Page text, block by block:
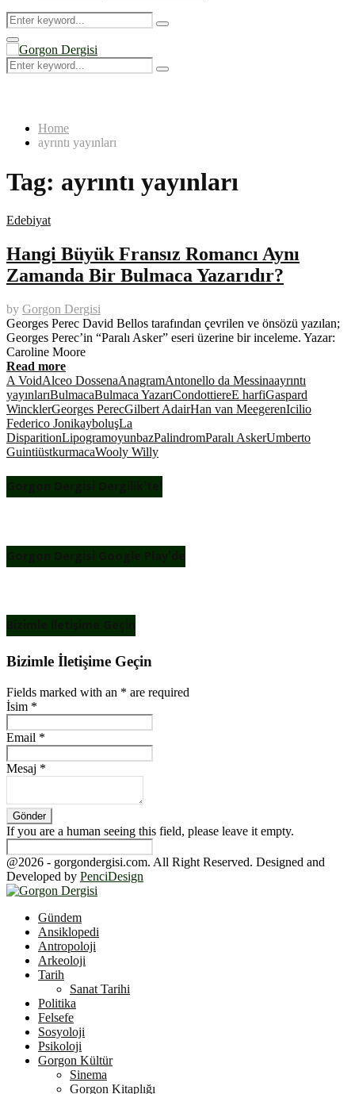
Search
for:
Search
Primary
Menu
Search
for:
Search
Home
ayrıntı yayınları
Tag: ayrıntı yayınları
Edebiyat
Hangi Büyük Fransız Romancı Aynı
Zamanda Bir Bulmaca Yazarıdır?
by Gorgon Dergisi
Georges Perec David Bellos tarafından çevrilen ve önsözü yazılan;
Georges Perec’in “Paralı Asker” eseri üzerine bir inceleme. Yazar:
Caroline Moore
Read more
A VoidAlceo DossenaAnagramAntonello da Messinaayrıntı
yayınlarıBulmacaBulmaca YazarıCondottiereE harfiGaspard
WincklerGeorges PerecGilbert AdairHan van MeegerenIcilio
Federico JonikayboluşLa
DisparitionLipogramoyunbazPalindromParalı AskerUmberto
GuintiüstkurmacaWooly Willy
Gorgon Dergisi Dergilik’te!
Gorgon Dergisi Google Play’de
Bizimle İletişime Geçin
Bizimle İletişime Geçin
Fields marked with an * are required
İsim *
Email *
Mesaj *
If you are a human seeing this field, please leave it empty.
@2026 - gorgondergisi.com. All Right Reserved. Designed and
Developed by PenciDesign
Gündem
Ansiklopedi
Antropoloji
Arkeoloji
Tarih
Sanat Tarihi
Politika
Felsefe
Sosyoloji
Psikoloji
Gorgon Kültür
Sinema
Gorgon Kitaplığı